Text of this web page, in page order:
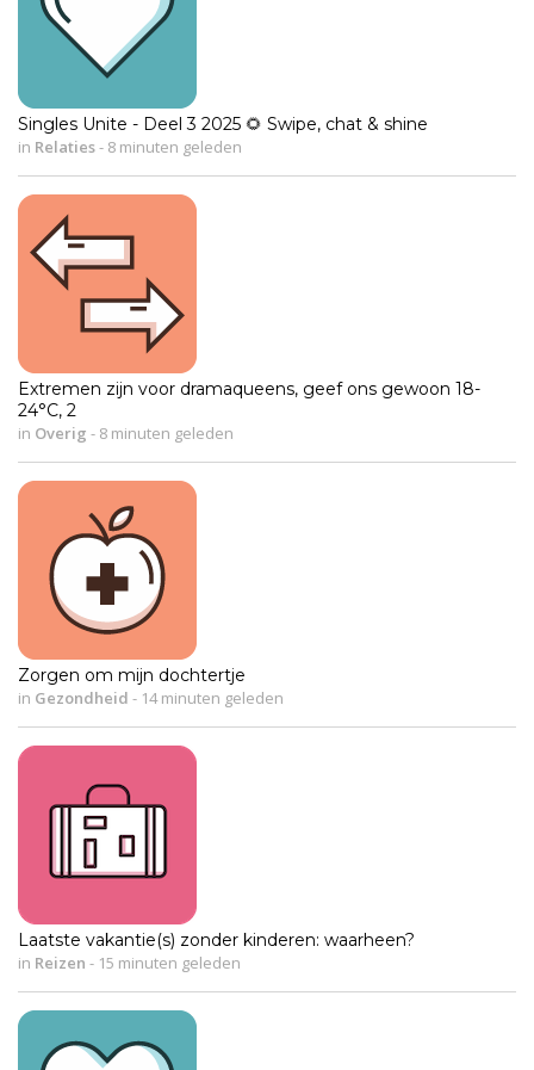
Singles Unite - Deel 3 2025 🌻 Swipe, chat & shine
in Relaties- 8 minuten geleden
Extremen zijn voor dramaqueens, geef ons gewoon 18-
24°C, 2
in Overig - 8 minuten geleden
Zorgen om mijn dochtertje
in Gezondheid - 14 minuten geleden
Laatste vakantie(s) zonder kinderen: waarheen?
in Reizen - 15 minuten geleden